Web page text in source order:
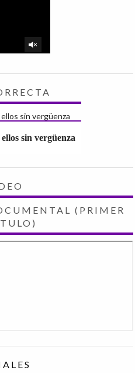
sin vergüenza
(PRIMER